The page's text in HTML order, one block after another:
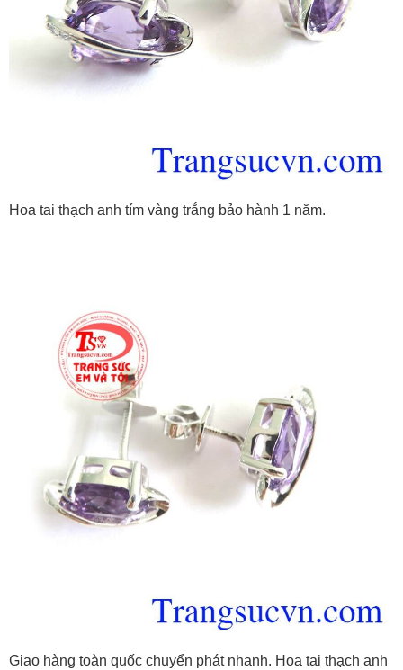
Hoa tai thạch anh tím vàng trắng bảo hành 1 năm.
Giao hàng toàn quốc chuyển phát nhanh. Hoa tai thạch anh